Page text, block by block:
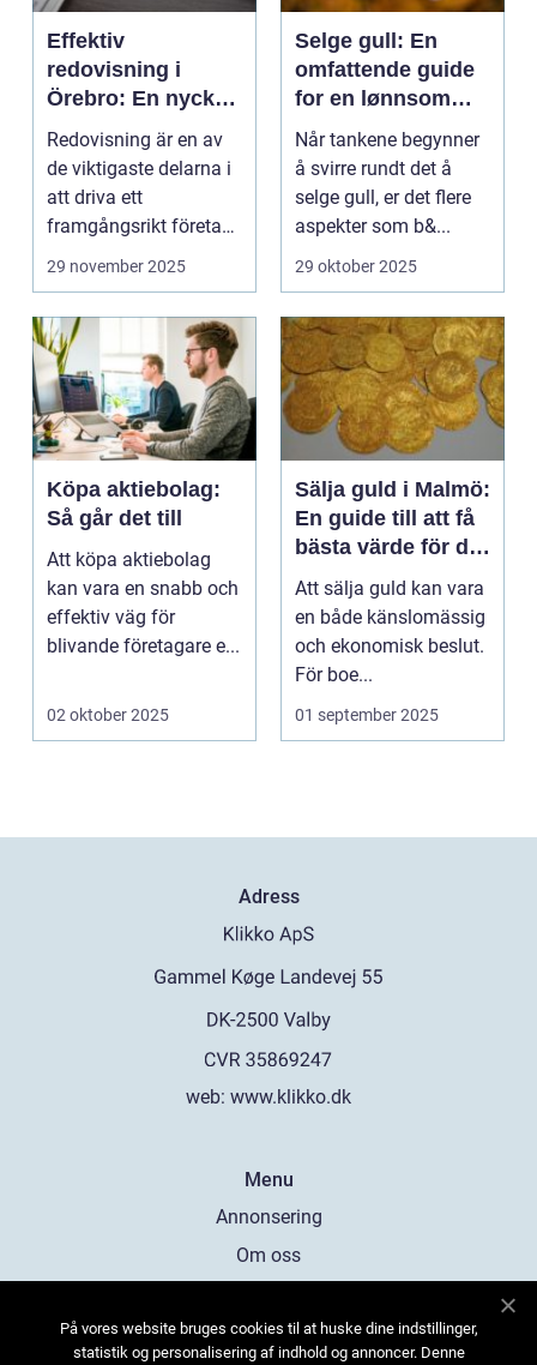
Effektiv
redovisning i
Örebro: En nyckel
till framgång
Redovisning är en av
de viktigaste delarna i
att driva ett
framgångsrikt företag.
I ...
29 november 2025
Selge gull: En
omfattende guide
for en lønnsom
transaksjon
Når tankene begynner
å svirre rundt det å
selge gull, er det flere
aspekter som b&...
29 oktober 2025
Köpa aktiebolag:
Så går det till
Att köpa aktiebolag
kan vara en snabb och
effektiv väg för
blivande företagare e...
02 oktober 2025
Sälja guld i Malmö:
En guide till att få
bästa värde för ditt
guld
Att sälja guld kan vara
en både känslomässig
och ekonomisk beslut.
För boe...
01 september 2025
Adress
web: www.klikko.dk
Menu
Annonsering
Om oss
Kontakta oss
På vores website bruges cookies til at huske dine indstillinger,
statistik og personalisering af indhold og annoncer. Denne